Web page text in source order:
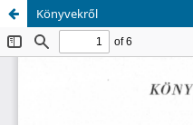
Könyvekről